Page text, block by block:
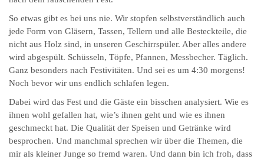
So etwas gibt es bei uns nie. Wir stopfen selbstverständlich auch
jede Form von Gläsern, Tassen, Tellern und alle Besteckteile, die
nicht aus Holz sind, in unseren Geschirrspüler. Aber alles andere
wird abgespült. Schüsseln, Töpfe, Pfannen, Messbecher. Täglich.
Ganz besonders nach Festivitäten. Und sei es um 4:30 morgens!
Noch bevor wir uns endlich schlafen legen.
Dabei wird das Fest und die Gäste ein bisschen analysiert. Wie es
ihnen wohl gefallen hat, wie’s ihnen geht und wie es ihnen
geschmeckt hat. Die Qualität der Speisen und Getränke wird
besprochen. Und manchmal sprechen wir über die Themen, die
mir als kleiner Junge so fremd waren. Und dann bin ich froh, dass